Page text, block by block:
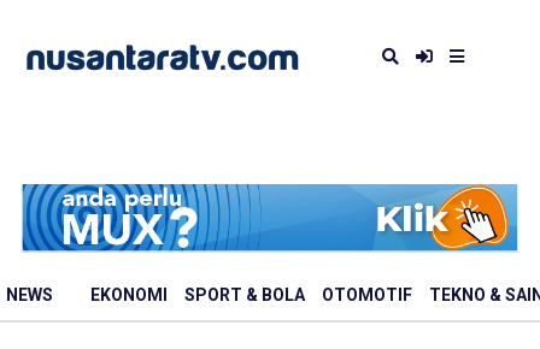
NEWS EKONOMI SPORT & BOLA OTOMOTIF TEKNO &